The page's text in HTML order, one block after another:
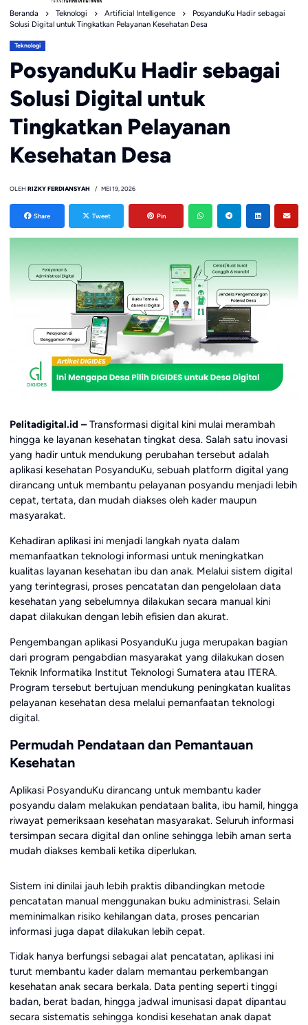
Beranda Teknologi Artificial Intelligence
PosyanduKu Hadir sebagai
Solusi Digital untuk Tingkatkan Pelayanan Kesehatan Desa
Teknologi
PosyanduKu Hadir sebagai
Solusi Digital untuk
Tingkatkan Pelayanan
Kesehatan Desa
OLEH RIZKY FERDIANSYAH MEI 19, 2026
Share Tweet Pin
Pelitadigital.id –Transformasi digital kini mulai merambah
hingga ke layanan kesehatan tingkat desa. Salah satu inovasi
yang hadir untuk mendukung perubahan tersebut adalah
aplikasi kesehatan PosyanduKu, sebuah platform digital yang
dirancang untuk membantu pelayanan posyandu menjadi lebih
cepat, tertata, dan mudah diakses oleh kader maupun
masyarakat.
Kehadiran aplikasi ini menjadi langkah nyata dalam
memanfaatkan teknologi informasi untuk meningkatkan
kualitas layanan kesehatan ibu dan anak. Melalui sistem digital
yang terintegrasi, proses pencatatan dan pengelolaan data
kesehatan yang sebelumnya dilakukan secara manual kini
dapat dilakukan dengan lebih efisien dan akurat.
Pengembangan aplikasi PosyanduKu juga merupakan bagian
dari program pengabdian masyarakat yang dilakukan dosen
Teknik Informatika Institut Teknologi Sumatera atau ITERA.
Program tersebut bertujuan mendukung peningkatan kualitas
pelayanan kesehatan desa melalui pemanfaatan teknologi
digital.
Permudah Pendataan dan Pemantauan
Kesehatan
Aplikasi PosyanduKu dirancang untuk membantu kader
posyandu dalam melakukan pendataan balita, ibu hamil, hingga
riwayat pemeriksaan kesehatan masyarakat. Seluruh informasi
tersimpan secara digital dan online sehingga lebih aman serta
mudah diakses kembali ketika diperlukan.
Sistem ini dinilai jauh lebih praktis dibandingkan metode
pencatatan manual menggunakan buku administrasi. Selain
meminimalkan risiko kehilangan data, proses pencarian
informasi juga dapat dilakukan lebih cepat.
Tidak hanya berfungsi sebagai alat pencatatan, aplikasi ini
turut membantu kader dalam memantau perkembangan
kesehatan anak secara berkala. Data penting seperti tinggi
badan, berat badan, hingga jadwal imunisasi dapat dipantau
secara sistematis sehingga kondisi kesehatan anak dapat